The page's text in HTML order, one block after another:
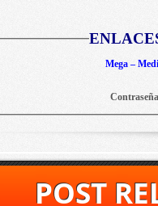
Mega –
POST